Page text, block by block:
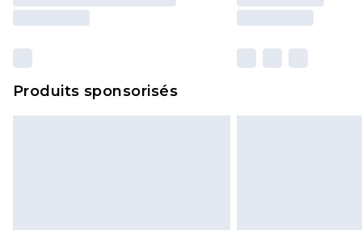
Produits sponsorisés